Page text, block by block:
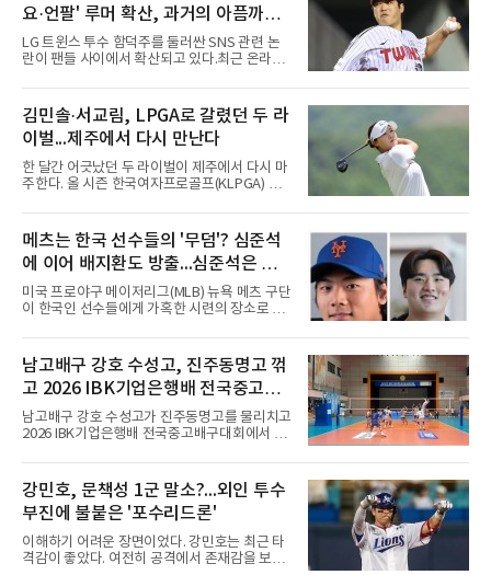
요·언팔' 루머 확산, 과거의 아픔까지
소환됐다
LG 트윈스 투수 함덕주를 둘러싼 SNS 관련 논
란이 팬들 사이에서 확산되고 있다.최근 온라인
동과 관련한 여러 소문이 퍼지면서, 과거 LG 이
적 이후 겪었던 일들까지 다시 주목받고 있다.일
각에서는 함덕주가 LG 공식 계정 '언팔' 및 관련
게시물을 정리하고 친정팀 두산 베어스 계정을
팔로우하고 두산과 관련된 흔적만 남겼다는 주
장이 나오고 있다. 또한 상대 팀 선수의 홈런 릴
스에 '좋아요'를 눌렀다는 이야기도 전해지고 있
럼에도 팬들 사이에서 논란이 커진 이유는 그가
LG 이적 후 부상과 재활로
김민솔·서교림, LPGA로 갈렸던 두 라
이벌...제주에서 다시 만난다
한 달간 어긋났던 두 라이벌이 제주에서 다시 마
주한다. 올 시즌 한국여자프로골프(KLPGA) 투
다.KLPGA 투어는 6일 제주도 서귀포시 테디 밸
리 골프 앤 리조트의 밸리·테디 코스(파72)에서
개막하는 제주삼다수 마스터스(총상금 10억원·
우승 상금 1억8천만원)로 하반기를 시작한다.두
선수의 재회 자체가 화제다. 올 시즌 3승으로 대
상 포인트(313점), 상금(9억8천400만원), 평균
타수(70.41타) 등 주요 부문 1위를 달리는 김민
솔이 하이원리조트 여자오픈에 나설 때 서교림
은 LPGA 에비앙 챔피언십에, 서교림
메츠는 한국 선수들의 '무덤'? 심준석
에 이어 배지환도 방출...심준석은 이
미 귀국, 배지환은 미국 잔류할 듯
미국 프로야구 메이저리그(MLB) 뉴욕 메츠 구단
이 한국인 선수들에게 가혹한 시련의 장소로 전
대형 유망주로 기대를 모았던 투수 심준석에 이
어, 빅리그 경력을 지닌 내외야수 배지환까지 연
달아 뉴욕 메츠 산하 마이너리그에서 방출 통보
를 받는 아픔을 겪었다. 두 선수의 동반 이탈은
메츠 구단이 유독 한국 선수들에게 '기회의 땅'이
아닌 '무덤'처럼 작용하고 있음을 방증하고 있다.
고교 시절 시속 160km에 달하는 강속구로 큰 스
리츠와 마이애미 말린스를 거쳐 메츠에 둥지를
틀며 반등을 노렸으나
남고배구 강호 수성고, 진주동명고 꺾
고 2026 IBK기업은행배 전국중고배
구대회 4강 진출
남고배구 강호 수성고가 진주동명고를 물리치고
2026 IBK기업은행배 전국중고배구대회에서 18
한국중고배구 2차연맹전 준우승팀 수성고는 4
일 충북 제천 대원대 민송체육관에서 열린 대회
8강전에서 진주동명고를 상대로 공격력이 호조
를 보이며 세트스코어 3-1(25-19, 25-22, 21-
25, 25-23)으로 꺾었다. 인하부고도 부산동성고
를 맞아 뛰어난 조직력을 바탕으로 삼아 3-0(25-
19, 25-19, 25-23)으로 완승을 거두고 4강에 합
강민호, 문책성 1군 말소?...외인 투수
부진에 불붙은 '포수리드론'
이해하기 어려운 장면이었다. 강민호는 최근 타
격감이 좋았다. 여전히 공격에서 존재감을 보여